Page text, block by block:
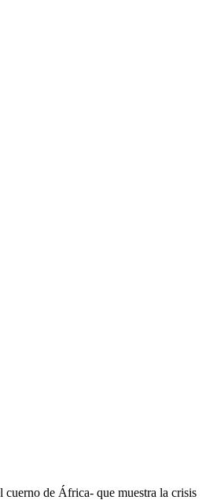
cuerno de África- que muestra la crisis